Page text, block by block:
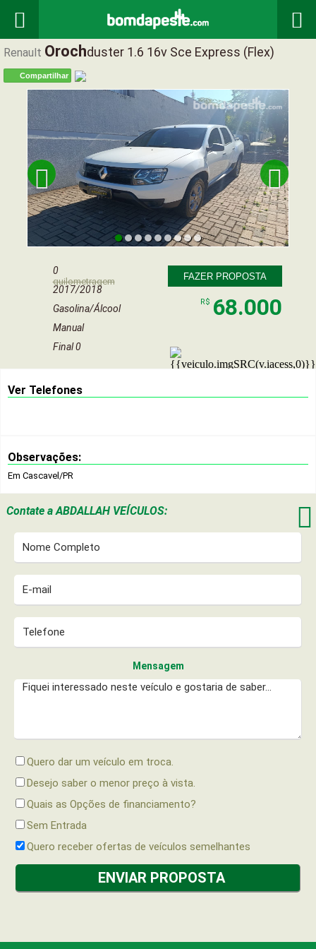
 
Renault OrochDuster 1.6 16v Sce Express (flex)
Compartilhar
 
0
quilometragem
2017/2018
Gasolina/Álcool
Manual
Final 0
FAZER PROPOSTA
R$ 68.000
Ver Telefones
Observações:
Em Cascavel/PR
Contate aABDALLAH VEÍCULOS: 
Mensagem
Quero dar um veículo em troca.
Desejo saber o menor preço à vista.
Quais as Opções de financiamento?
Sem Entrada
Quero receber ofertas de veículos semelhantes